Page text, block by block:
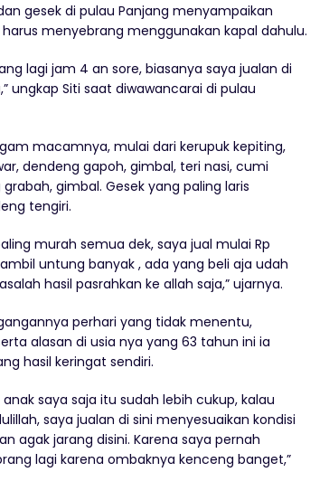
gesek di pulau Panjang menyampaikan
menyebrang menggunakan kapal dahulu.
lagi jam 4 an sore, biasanya saya jualan di
ungkap Siti saat diwawancarai di pulau
macamnya, mulai dari kerupuk kepiting,
dendeng gapoh, gimbal, teri nasi, cumi
gimbal. Gesek yang paling laris
tengiri.
murah semua dek, saya jual mulai Rp
untung banyak , ada yang beli aja udah
hasil pasrahkan ke allah saja,” ujarnya.
perhari yang tidak menentu,
alasan di usia nya yang 63 tahun ini ia
hasil keringat sendiri.
saya saja itu sudah lebih cukup, kalau
saya jualan di sini menyesuaikan kondisi
agak jarang disini. Karena saya pernah
lagi karena ombaknya kenceng banget,”